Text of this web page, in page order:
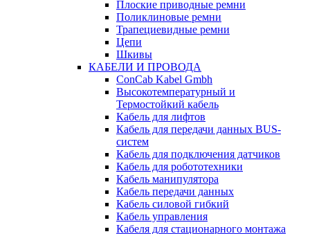
Плоские приводные ремни
Поликлиновые ремни
Трапециевидные ремни
Цепи
Шкивы
КАБЕЛИ И ПРОВОДА
ConCab Kabel Gmbh
Высокотемпературный и
Термостойкий кабель
Кабель для лифтов
Кабель для передачи данных BUS-
систем
Кабель для подключения датчиков
Кабель для робототехники
Кабель манипулятора
Кабель передачи данных
Кабель силовой гибкий
Кабель управления
Кабеля для стационарного монтажа